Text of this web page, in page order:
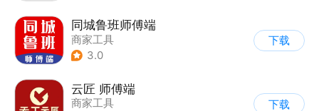
同城鲁班师傅端
商家工具
3.0
下载
云匠 师傅端
商家工具
下载